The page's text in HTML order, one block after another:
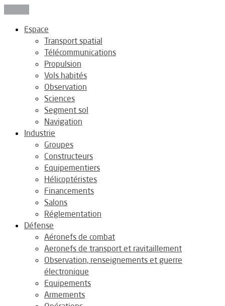
Espace
Transport spatial
Télécommunications
Propulsion
Vols habités
Observation
Sciences
Segment sol
Navigation
Industrie
Groupes
Constructeurs
Equipementiers
Hélicoptéristes
Financements
Salons
Réglementation
Défense
Aéronefs de combat
Aeronefs de transport et ravitaillement
Observation, renseignements et guerre
électronique
Equipements
Armements